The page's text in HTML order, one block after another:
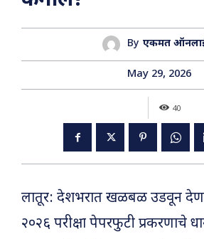
By एकमत
May 29, 2026
40
लातूर: देशभरात खळबळ उडवून
२०२६ परीक्षा पेपरफुटी प्रकरणाचे